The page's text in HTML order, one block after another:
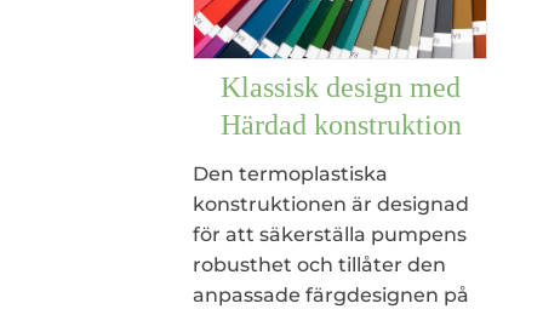
Klassisk design med
Härdad konstruktion
Den termoplastiska
konstruktionen är designad
för att säkerställa pumpens
robusthet och tillåter den
anpassade färgdesignen på